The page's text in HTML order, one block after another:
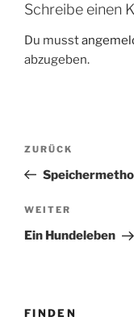
Schreibe einen
Du musst
abzugeben.
Vorheriger
Beitrag
ZURÜCK
Nächster
Beitrag
WEITER
Ein Hundeleben
FINDEN